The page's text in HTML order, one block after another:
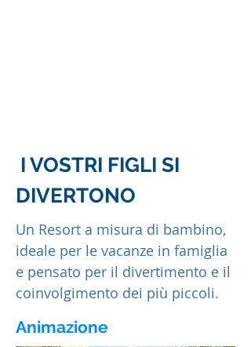
I VOSTRI FIGLI SI
DIVERTONO
Un Resort a misura di bambino,
ideale per le vacanze in famiglia
e pensato per il divertimento e il
coinvolgimento dei più piccoli.
Animazione